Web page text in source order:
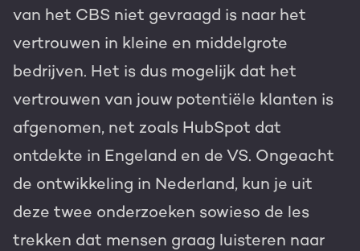
van het CBS niet gevraagd is naar het
vertrouwen in kleine en middelgrote
bedrijven. Het is dus mogelijk dat het
vertrouwen van jouw potentiële klanten is
afgenomen, net zoals HubSpot dat
ontdekte in Engeland en de VS. Ongeacht
de ontwikkeling in Nederland, kun je uit
deze twee onderzoeken sowieso de les
trekken dat mensen graag luisteren naar